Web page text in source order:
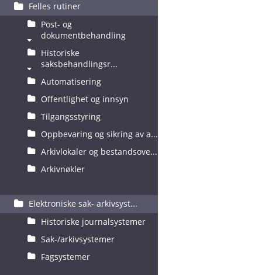
Felles rutiner
Post- og
dokumentbehandling
Historiske
saksbehandlingsr...
Automatisering
Offentlighet og innsyn
Tilgangsstyring
Oppbevaring og sikring av a...
Arkivlokaler og bestandsove...
Arkivnøkler
Elektroniske sak- arkivsyst...
Historiske journalsystemer
Sak-/arkivsystemer
Fagsystemer